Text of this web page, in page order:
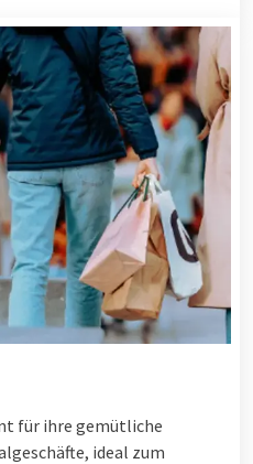
für ihre gemütliche
ideal zum